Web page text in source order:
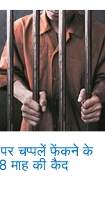
पर चप्पलें फेंकने के
माह की कैद